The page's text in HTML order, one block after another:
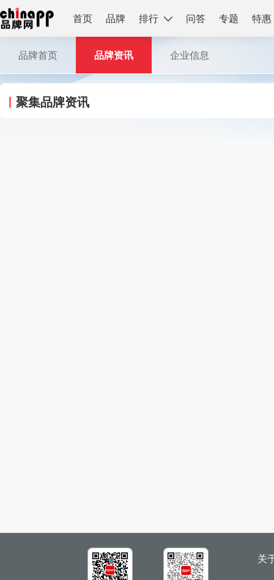
首页 品牌 排行 问答 专题 特惠
品牌首页 品牌资讯 企业信息
聚集品牌资讯
关